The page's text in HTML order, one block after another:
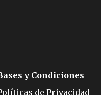
y Condiciones
de Privacidad